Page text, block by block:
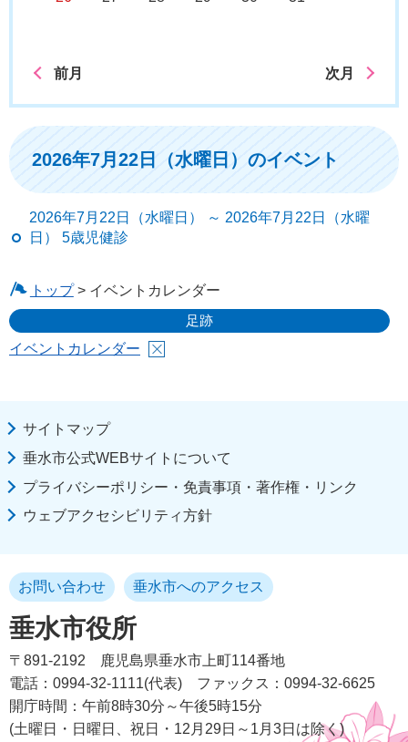
前月 次月
2026年7月22日（水曜日）のイベント
2026年7月22日（水曜日） ～ 2026年7月22日（水曜
日） 5歳児健診
トップ> イベントカレンダー
足跡
イベントカレンダー
サイトマップ
垂水市公式WEBサイトについて
プライバシーポリシー・免責事項・著作権・リンク
ウェブアクセシビリティ方針
垂水市役所
お問い合わせ 垂水市へのアクセス
〒891-2192
鹿児島県垂水市上町114番地
電話：0994-32-1111(代表)
ファックス：0994-32-6625
開庁時間：午前8時30分～午後5時15分
(土曜日・日曜日、祝日・12月29日～1月3日は除く)